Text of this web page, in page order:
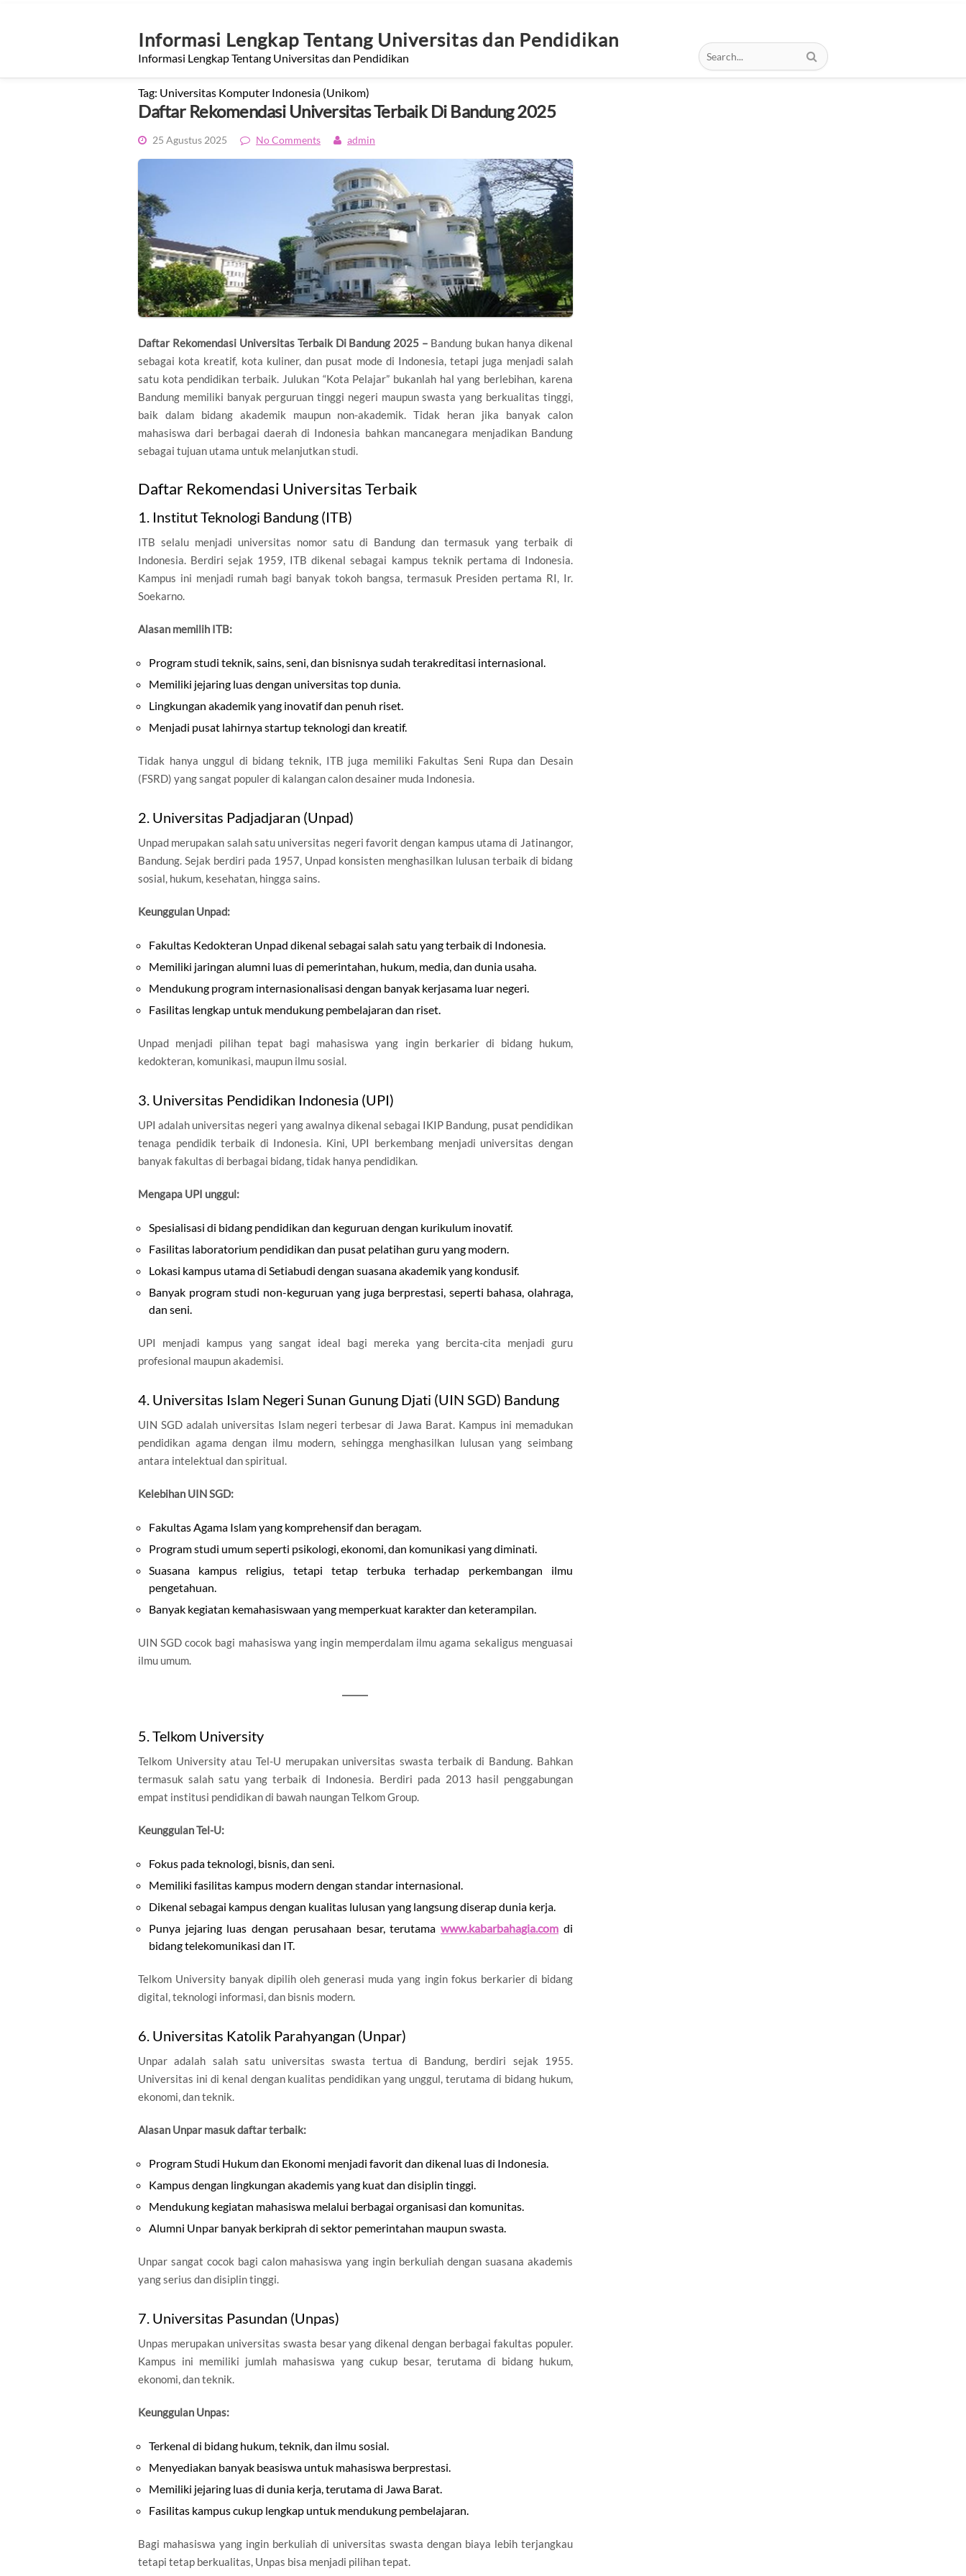
Informasi Lengkap Tentang Universitas dan Pendidikan
Informasi Lengkap Tentang Universitas dan Pendidikan
Tag: Universitas Komputer Indonesia (Unikom)
Daftar Rekomendasi Universitas Terbaik Di Bandung 2025
25 Agustus 2025 No Comments admin
Daftar Rekomendasi Universitas Terbaik Di Bandung 2025 – Bandung bukan hanya dikenal
sebagai kota kreatif, kota kuliner, dan pusat mode di Indonesia, tetapi juga menjadi salah
satu kota pendidikan terbaik. Julukan “Kota Pelajar” bukanlah hal yang berlebihan, karena
Bandung memiliki banyak perguruan tinggi negeri maupun swasta yang berkualitas tinggi,
baik dalam bidang akademik maupun non-akademik. Tidak heran jika banyak calon
mahasiswa dari berbagai daerah di Indonesia bahkan mancanegara menjadikan Bandung
sebagai tujuan utama untuk melanjutkan studi.
Daftar Rekomendasi Universitas Terbaik
1. Institut Teknologi Bandung (ITB)
ITB selalu menjadi universitas nomor satu di Bandung dan termasuk yang terbaik di
Indonesia. Berdiri sejak 1959, ITB dikenal sebagai kampus teknik pertama di Indonesia.
Kampus ini menjadi rumah bagi banyak tokoh bangsa, termasuk Presiden pertama RI, Ir.
Soekarno.
Alasan memilih ITB:
Program studi teknik, sains, seni, dan bisnisnya sudah terakreditasi internasional.
Memiliki jejaring luas dengan universitas top dunia.
Lingkungan akademik yang inovatif dan penuh riset.
Menjadi pusat lahirnya startup teknologi dan kreatif.
Tidak hanya unggul di bidang teknik, ITB juga memiliki Fakultas Seni Rupa dan Desain
(FSRD) yang sangat populer di kalangan calon desainer muda Indonesia.
2. Universitas Padjadjaran (Unpad)
Unpad merupakan salah satu universitas negeri favorit dengan kampus utama di Jatinangor,
Bandung. Sejak berdiri pada 1957, Unpad konsisten menghasilkan lulusan terbaik di bidang
sosial, hukum, kesehatan, hingga sains.
Keunggulan Unpad:
Fakultas Kedokteran Unpad dikenal sebagai salah satu yang terbaik di Indonesia.
Memiliki jaringan alumni luas di pemerintahan, hukum, media, dan dunia usaha.
Mendukung program internasionalisasi dengan banyak kerjasama luar negeri.
Fasilitas lengkap untuk mendukung pembelajaran dan riset.
Unpad menjadi pilihan tepat bagi mahasiswa yang ingin berkarier di bidang hukum,
kedokteran, komunikasi, maupun ilmu sosial.
3. Universitas Pendidikan Indonesia (UPI)
UPI adalah universitas negeri yang awalnya dikenal sebagai IKIP Bandung, pusat pendidikan
tenaga pendidik terbaik di Indonesia. Kini, UPI berkembang menjadi universitas dengan
banyak fakultas di berbagai bidang, tidak hanya pendidikan.
Mengapa UPI unggul:
Spesialisasi di bidang pendidikan dan keguruan dengan kurikulum inovatif.
Fasilitas laboratorium pendidikan dan pusat pelatihan guru yang modern.
Lokasi kampus utama di Setiabudi dengan suasana akademik yang kondusif.
Banyak program studi non-keguruan yang juga berprestasi, seperti bahasa, olahraga,
dan seni.
UPI menjadi kampus yang sangat ideal bagi mereka yang bercita-cita menjadi guru
profesional maupun akademisi.
4. Universitas Islam Negeri Sunan Gunung Djati (UIN SGD) Bandung
UIN SGD adalah universitas Islam negeri terbesar di Jawa Barat. Kampus ini memadukan
pendidikan agama dengan ilmu modern, sehingga menghasilkan lulusan yang seimbang
antara intelektual dan spiritual.
Kelebihan UIN SGD:
Fakultas Agama Islam yang komprehensif dan beragam.
Program studi umum seperti psikologi, ekonomi, dan komunikasi yang diminati.
Suasana kampus religius, tetapi tetap terbuka terhadap perkembangan ilmu
pengetahuan.
Banyak kegiatan kemahasiswaan yang memperkuat karakter dan keterampilan.
UIN SGD cocok bagi mahasiswa yang ingin memperdalam ilmu agama sekaligus menguasai
ilmu umum.
5. Telkom University
Telkom University atau Tel-U merupakan universitas swasta terbaik di Bandung. Bahkan
termasuk salah satu yang terbaik di Indonesia. Berdiri pada 2013 hasil penggabungan
empat institusi pendidikan di bawah naungan Telkom Group.
Keunggulan Tel-U:
Fokus pada teknologi, bisnis, dan seni.
Memiliki fasilitas kampus modern dengan standar internasional.
Dikenal sebagai kampus dengan kualitas lulusan yang langsung diserap dunia kerja.
Punya jejaring luas dengan perusahaan besar, terutamawww.kabarbahagia.com di
bidang telekomunikasi dan IT.
Telkom University banyak dipilih oleh generasi muda yang ingin fokus berkarier di bidang
digital, teknologi informasi, dan bisnis modern.
6. Universitas Katolik Parahyangan (Unpar)
Unpar adalah salah satu universitas swasta tertua di Bandung, berdiri sejak 1955.
Universitas ini di kenal dengan kualitas pendidikan yang unggul, terutama di bidang hukum,
ekonomi, dan teknik.
Alasan Unpar masuk daftar terbaik:
Program Studi Hukum dan Ekonomi menjadi favorit dan dikenal luas di Indonesia.
Kampus dengan lingkungan akademis yang kuat dan disiplin tinggi.
Mendukung kegiatan mahasiswa melalui berbagai organisasi dan komunitas.
Alumni Unpar banyak berkiprah di sektor pemerintahan maupun swasta.
Unpar sangat cocok bagi calon mahasiswa yang ingin berkuliah dengan suasana akademis
yang serius dan disiplin tinggi.
7. Universitas Pasundan (Unpas)
Unpas merupakan universitas swasta besar yang dikenal dengan berbagai fakultas populer.
Kampus ini memiliki jumlah mahasiswa yang cukup besar, terutama di bidang hukum,
ekonomi, dan teknik.
Keunggulan Unpas:
Terkenal di bidang hukum, teknik, dan ilmu sosial.
Menyediakan banyak beasiswa untuk mahasiswa berprestasi.
Memiliki jejaring luas di dunia kerja, terutama di Jawa Barat.
Fasilitas kampus cukup lengkap untuk mendukung pembelajaran.
Bagi mahasiswa yang ingin berkuliah di universitas swasta dengan biaya lebih terjangkau
tetapi tetap berkualitas, Unpas bisa menjadi pilihan tepat.